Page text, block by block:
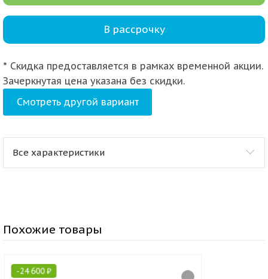
В рассрочку
* Скидка предоставляется в рамках временной акции.
Зачеркнутая цена указана без скидки.
Смотреть другой вариант
Все характеристики
Похожие товары
-24 600₽